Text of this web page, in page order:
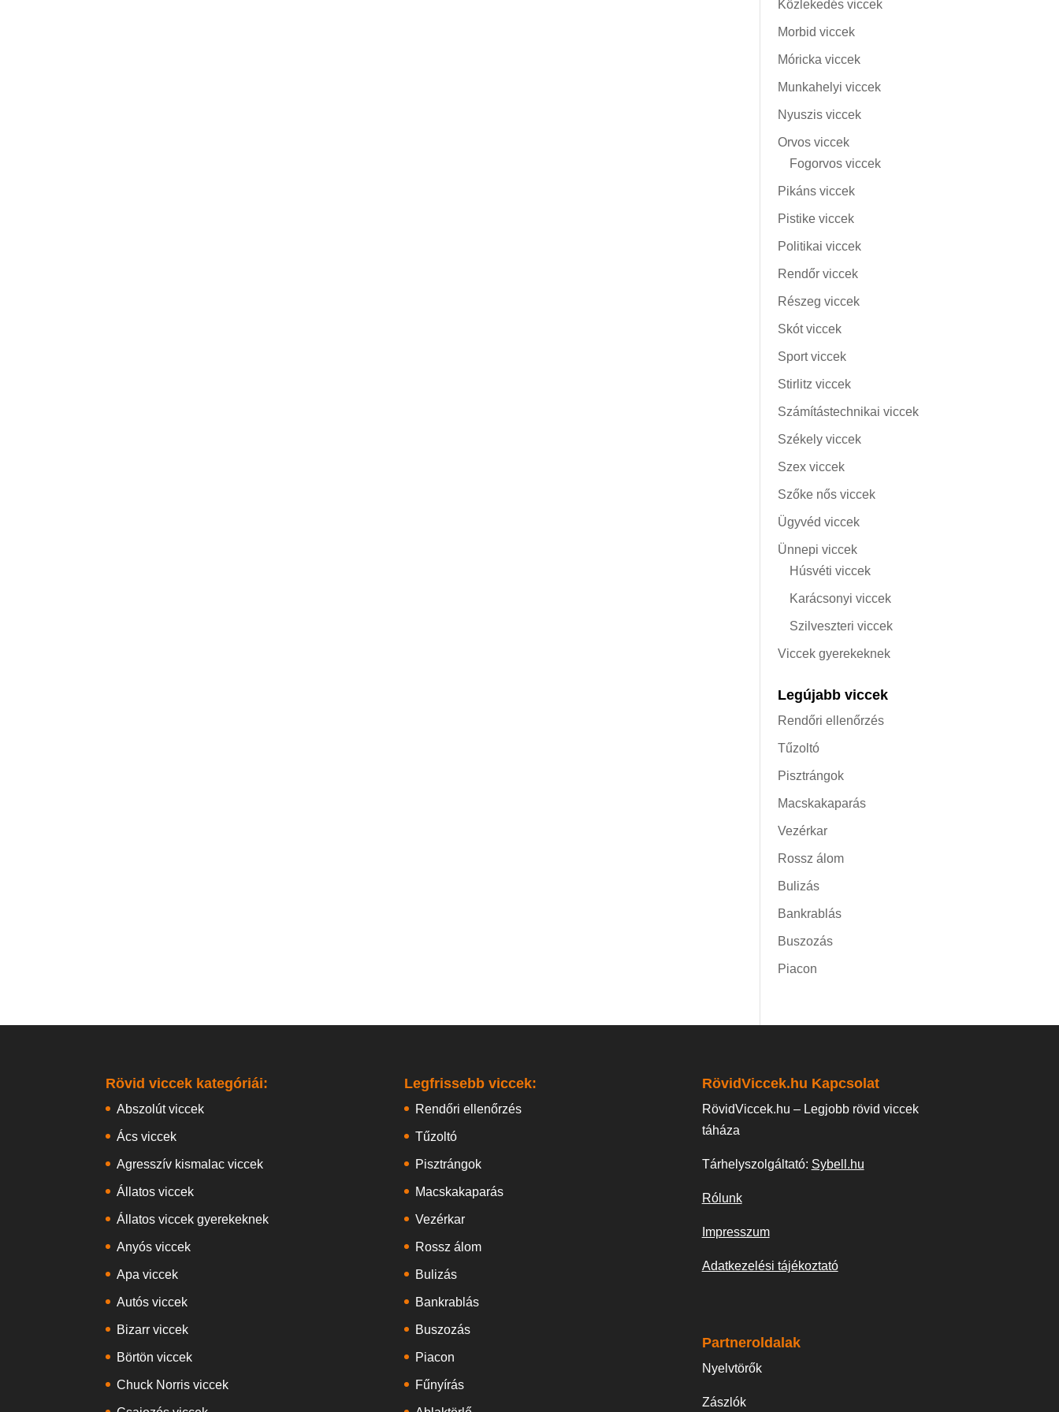
Közlekedés viccek
Morbid viccek
Móricka viccek
Munkahelyi viccek
Nyuszis viccek
Orvos viccek
Fogorvos viccek
Pikáns viccek
Pistike viccek
Politikai viccek
Rendőr viccek
Részeg viccek
Skót viccek
Sport viccek
Stirlitz viccek
Számítástechnikai viccek
Székely viccek
Szex viccek
Szőke nős viccek
Ügyvéd viccek
Ünnepi viccek
Húsvéti viccek
Karácsonyi viccek
Szilveszteri viccek
Viccek gyerekeknek
Legújabb viccek
Rendőri ellenőrzés
Tűzoltó
Pisztrángok
Macskakaparás
Vezérkar
Rossz álom
Bulizás
Bankrablás
Buszozás
Piacon
Rövid viccek kategóriái:
Abszolút viccek
Ács viccek
Agresszív kismalac viccek
Állatos viccek
Állatos viccek gyerekeknek
Anyós viccek
Apa viccek
Autós viccek
Bizarr viccek
Börtön viccek
Chuck Norris viccek
Legfrissebb viccek:
Rendőri ellenőrzés
Tűzoltó
Pisztrángok
Macskakaparás
Vezérkar
Rossz álom
Bulizás
Bankrablás
Buszozás
Piacon
Fűnyírás
RövidViccek.hu Kapcsolat
RövidViccek.hu – Legjobb rövid viccek
táháza
Tárhelyszolgáltató: Sybell.hu
Rólunk
Impresszum
Adatkezelési tájékoztató
Partneroldalak
Nyelvtörők
Zászlók